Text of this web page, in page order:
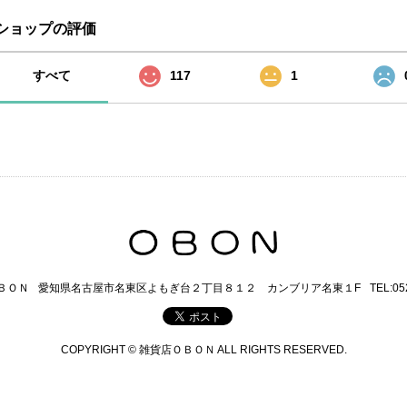
ョップの評価
すべて 117 1
ＯＮ 愛知県名古屋市名東区よもぎ台２丁目８１２ カンブリア名東１F
COPYRIGHT © 雑貨店ＯＢＯＮ ALL RIGHTS RESERVED.